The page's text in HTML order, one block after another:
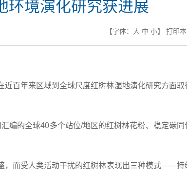
环境演化研究获进展
【字体： 大 中 小】 打印
百年来区域到全球尺度红树林湿地演化研究方面
编的全球40多个站位/地区的红树林花粉、稳定碳
，而受人类活动干扰的红树林表现出三种模式——